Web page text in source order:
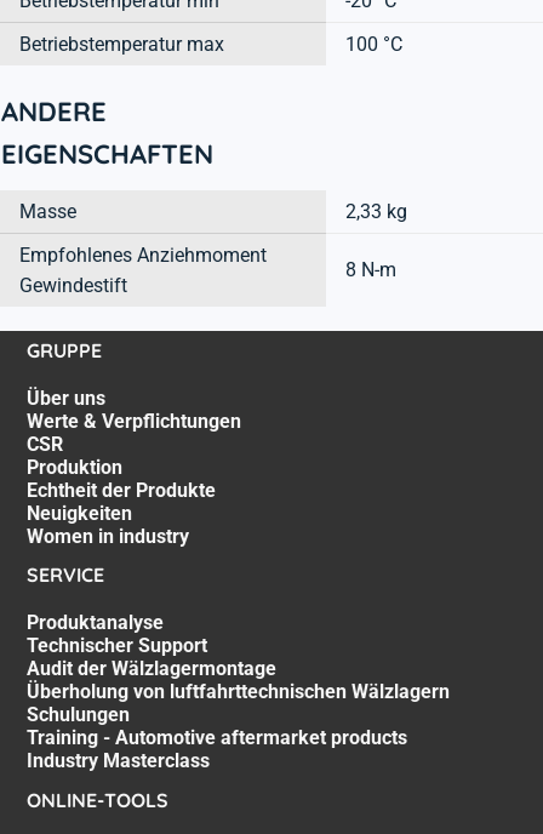
Betriebstemperatur max
100 °C
ANDERE
EIGENSCHAFTEN
Masse
2,33 kg
Empfohlenes Anziehmoment
Gewindestift
8 N-m
GRUPPE
Über uns
Werte & Verpflichtungen
CSR
Produktion
Echtheit der Produkte
Neuigkeiten
Women in industry
SERVICE
Produktanalyse
Technischer Support
Audit der Wälzlagermontage
Überholung von luftfahrttechnischen Wälzlagern
Schulungen
Training - Automotive aftermarket products
Industry Masterclass
ONLINE-TOOLS